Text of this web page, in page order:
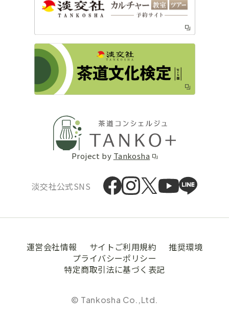
Project by Tankosha
淡交社公式SNS
運営会社情報 サイトご利用規約
推奨環境
プライバシーポリシー
特定商取引法に基づく表記
© Tankosha Co.,Ltd.